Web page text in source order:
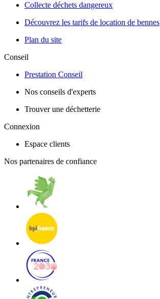
Collecte déchets dangereux
Découvrez les tarifs de location de bennes
Plan du site
Conseil
Prestation Conseil
Nos conseils d'experts
Trouver une déchetterie
Connexion
Espace clients
Nos partenaires de confiance